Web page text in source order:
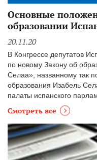
Основные
образовании
20.11.20
В Конгрессе депутатов
по новому Закону об
Селаа», названному так
образования Изабель
палаты испанского
Смотреть все